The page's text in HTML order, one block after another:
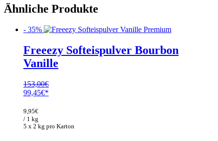
Ähnliche Produkte
- 35%
Freeezy Softeispulver Bourbon
Vanille
153,00€
Ursprünglicher
war:
153,00€
99,45€
5 x 2 kg pro Karton
9,95€
/ 1 kg